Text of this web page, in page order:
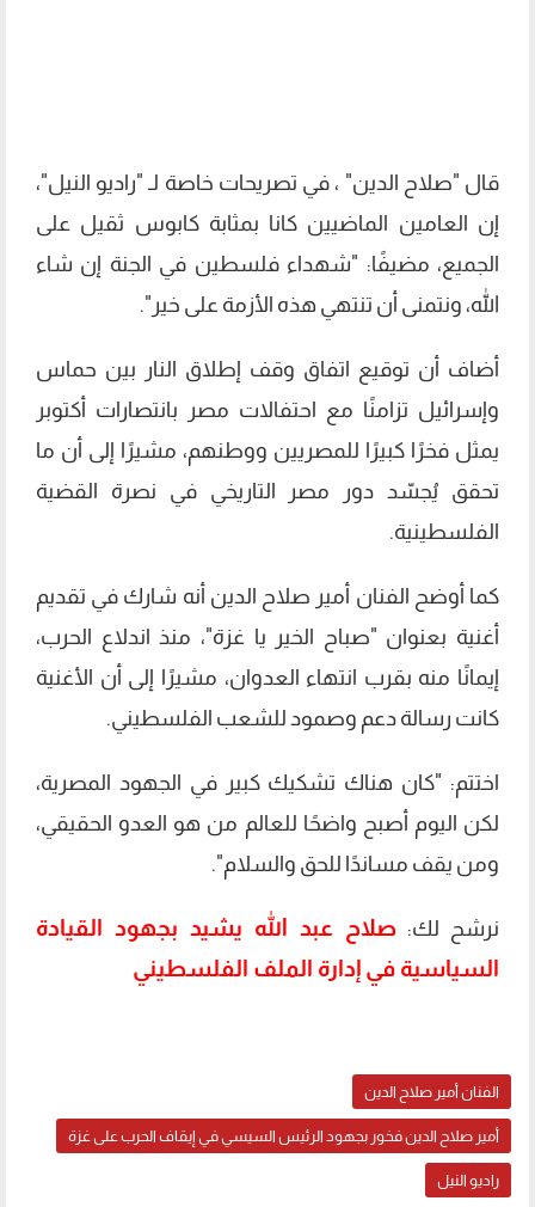
قال "صلاح الدين" ، في تصريحات خاصة لـ "راديو النيل"،
إن العامين الماضيين كانا بمثابة كابوس ثقيل على
الجميع، مضيفًا: "شهداء فلسطين في الجنة إن شاء
الله، ونتمنى أن تنتهي هذه الأزمة على خير".
أضاف أن توقيع اتفاق وقف إطلاق النار بين حماس
وإسرائيل تزامنًا مع احتفالات مصر بانتصارات أكتوبر
يمثل فخرًا كبيرًا للمصريين ووطنهم، مشيرًا إلى أن ما
تحقق يُجسّد دور مصر التاريخي في نصرة القضية
الفلسطينية.
كما أوضح الفنان أمير صلاح الدين أنه شارك في تقديم
أغنية بعنوان "صباح الخير يا غزة"، منذ اندلاع الحرب،
إيمانًا منه بقرب انتهاء العدوان، مشيرًا إلى أن الأغنية
كانت رسالة دعم وصمود للشعب الفلسطيني.
اختتم: "كان هناك تشكيك كبير في الجهود المصرية،
لكن اليوم أصبح واضحًا للعالم من هو العدو الحقيقي،
ومن يقف مساندًا للحق والسلام".
نرشح لك: صلاح عبد الله يشيد بجهود القيادة
السياسية في إدارة الملف الفلسطيني
الفنان أمير صلاح الدين
أمير صلاح الدين فخور بجهود الرئيس السيسي في إيقاف الحرب على غزة
راديو النيل